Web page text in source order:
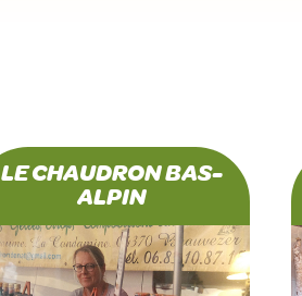
LE CHAUDRON BAS-
ALPIN